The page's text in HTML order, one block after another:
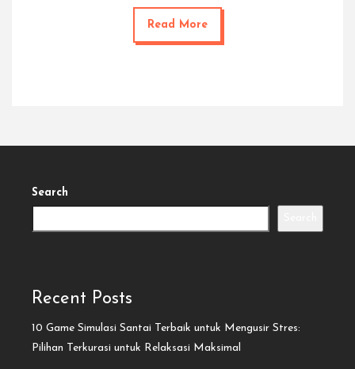
Read More
Search
Recent Posts
10 Game Simulasi Santai Terbaik untuk Mengusir Stres:
Pilihan Terkurasi untuk Relaksasi Maksimal